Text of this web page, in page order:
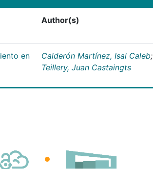
Author(s)
en
Calderón Martínez, Isai Caleb;
Teillery, Juan Castaingts